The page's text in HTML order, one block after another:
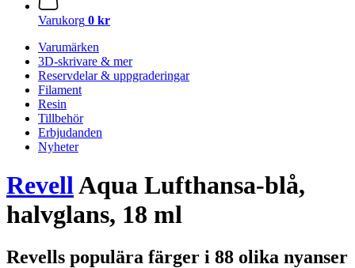
Varukorg 0 kr
Varumärken
3D-skrivare & mer
Reservdelar & uppgraderingar
Filament
Resin
Tillbehör
Erbjudanden
Nyheter
RevellAqua Lufthansa-blå,
halvglans, 18 ml
Revells populära färger i 88 olika nyanser